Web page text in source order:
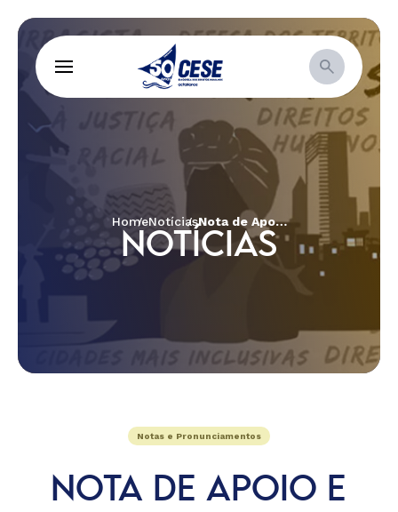
HomeNotícias Nota de Apoio e Solidariedade ao Povo Yanomami
NOTÍCIAS
Notas e Pronunciamentos
NOTA DE APOIO E